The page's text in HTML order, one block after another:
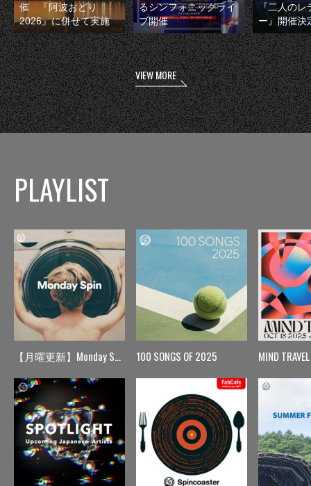
催 『阿波おどり
2026』に併せて実施
るシンフォニックライ
ブ開催
『二人のレ
ー』開催決
VIEW MORE
PLAYLIST
【月曜更新】Monday Spin 100 SONGS OF 2025 MIND TRAVEL